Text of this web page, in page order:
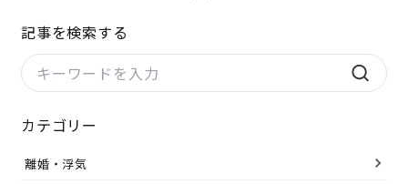
記事を検索する
カテゴリー
離婚・浮気